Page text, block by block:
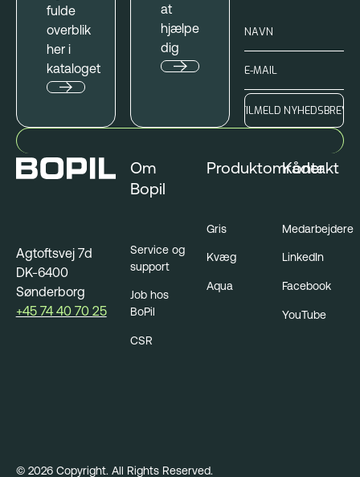
fulde
overblik
her i
kataloget
at
hjælpe
dig
Agtoftsvej 7d
DK-6400
Sønderborg
+45 74 40 70 25
Om
Bopil
Service og
support
Job hos
BoPil
CSR
Produktområder
Gris
Kvæg
Aqua
Kontakt
Medarbejdere
LinkedIn
Facebook
YouTube
© 2026Copyright. All Rights Reserved.